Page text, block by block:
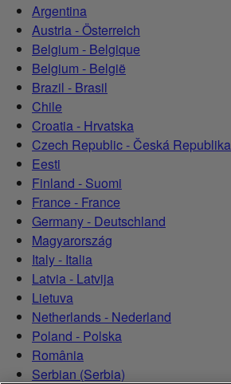
Argentina
Austria - Österreich
Belgium - Belgique
Belgium - België
Brazil - Brasil
Chile
Croatia - Hrvatska
Czech Republic - Česká Republika
Eesti
Finland - Suomi
France - France
Germany - Deutschland
Magyarország
Italy - Italia
Latvia - Latvija
Lietuva
Netherlands - Nederland
Poland - Polska
România
Serbian (Serbia)